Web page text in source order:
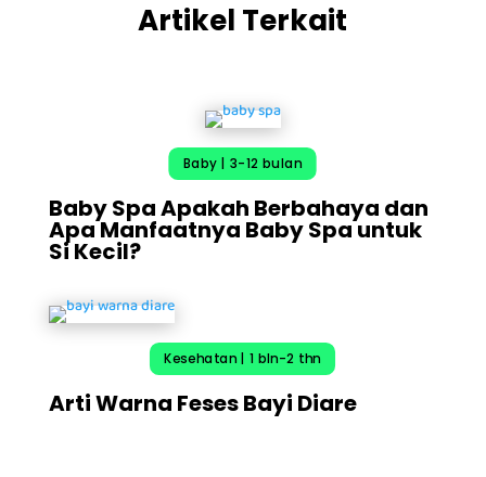
Artikel Terkait
Baby | 3-12 bulan
Baby Spa Apakah Berbahaya dan
Apa Manfaatnya Baby Spa untuk
Si Kecil?
Kesehatan | 1 bln-2 thn
Arti Warna Feses Bayi Diare